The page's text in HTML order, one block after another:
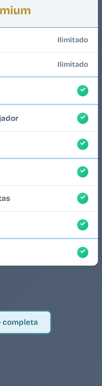
Ilimitado
Ilimitado
completa